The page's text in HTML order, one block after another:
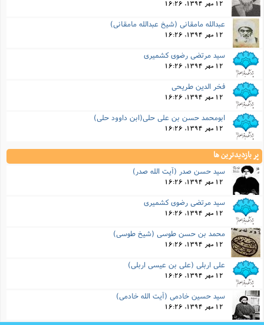
12 مهر 1394, 16:26
عبدالله مامقانی (شیخ عبدالله مامقانی)
12 مهر 1394, 16:26
سید مرتضی رضوی کشمیری
12 مهر 1394, 16:26
فخر الدین طریحی
12 مهر 1394, 16:26
ابومحمد حسن بن علی حلی(ابن داوود حلى)
12 مهر 1394, 16:26
پر بازدیدترین ها
سید حسن صدر (آیت الله صدر)
12 مهر 1394, 16:26
سید مرتضی رضوی کشمیری
12 مهر 1394, 16:26
محمد بن حسن طوسی (شیخ طوسى)
12 مهر 1394, 16:26
علی اربلی (علی بن عیسی اربلی)
12 مهر 1394, 16:26
سید حسین خادمی (آیت الله خادمی)
12 مهر 1394, 16:26